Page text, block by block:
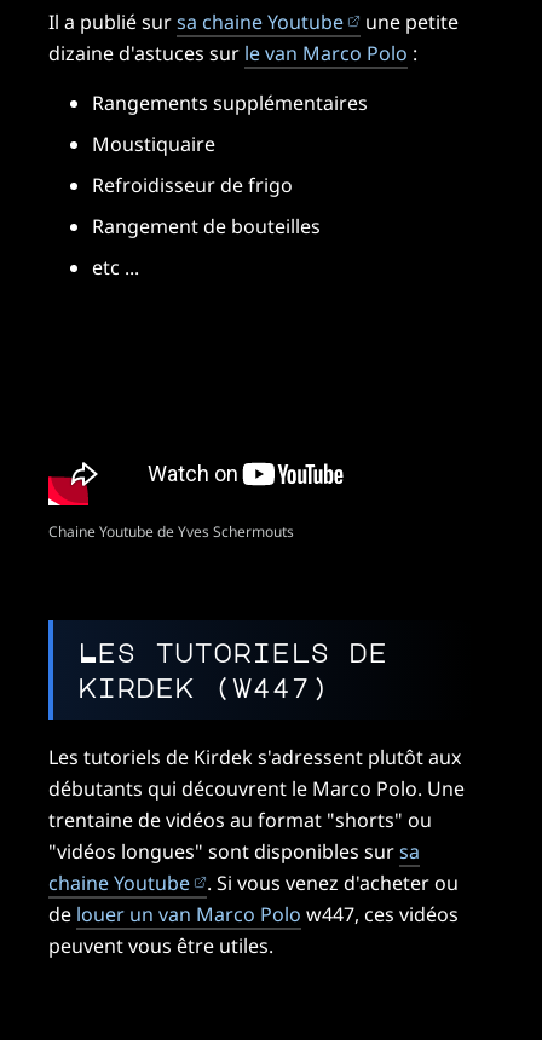
Il a publié sursa chaine Youtube (ouvre dans un
une petite
dizaine d'astuces sur le van Marco Polo :
Rangements supplémentaires
Moustiquaire
Refroidisseur de frigo
Rangement de bouteilles
etc ...
Chaine Youtube de Yves Schermouts
Les tutoriels de
kirdek (w447)
Les tutoriels de Kirdek s'adressent plutôt aux
débutants qui découvrent le Marco Polo. Une
trentaine de vidéos au format "shorts" ou
"vidéos longues" sont disponibles sursa
chaine Youtube
(ouvre dans un nouvel onglet)
. Si vous venez d'acheter ou
de louer un van Marco Polo w447, ces vidéos
peuvent vous être utiles.